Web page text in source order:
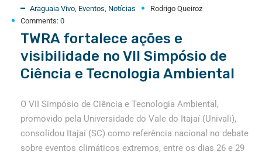
Araguaia Vivo Eventos Notícias
Rodrigo Queiroz
Comments: 0
TWRA fortalece ações e
visibilidade no VII Simpósio de
Ciência e Tecnologia Ambiental
O VII Simpósio de Ciência e Tecnologia Ambiental,
promovido pela Universidade do Vale do Itajaí (Univali),
consolidou Itajaí (SC) como referência nacional no debate
sobre eventos climáticos extremos, entre os dias 26 e 29